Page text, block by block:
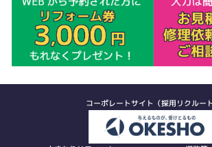
コーポレートサイト（採用リクルート